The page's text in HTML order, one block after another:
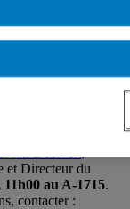
en tant que
des
disponible sur
questions de
Université de
et Directeur du
11h00 au A-1715.
contacter :